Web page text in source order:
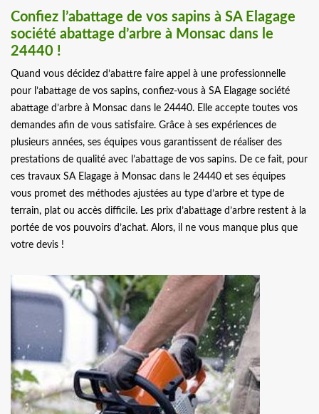
Confiez l’abattage de vos sapins à SA Elagage
société abattage d’arbre à Monsac dans le
24440 !
Quand vous décidez d’abattre faire appel à une professionnelle
pour l’abattage de vos sapins, confiez-vous à SA Elagage société
abattage d’arbre à Monsac dans le 24440. Elle accepte toutes vos
demandes afin de vous satisfaire. Grâce à ses expériences de
plusieurs années, ses équipes vous garantissent de réaliser des
prestations de qualité avec l’abattage de vos sapins. De ce fait, pour
ces travaux SA Elagage à Monsac dans le 24440 et ses équipes
vous promet des méthodes ajustées au type d’arbre et type de
terrain, plat ou accès difficile. Les prix d’abattage d’arbre restent à la
portée de vos pouvoirs d’achat. Alors, il ne vous manque plus que
votre devis !